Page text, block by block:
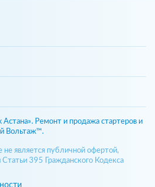
Ремонт и продажа стартеров и
Вольтаж™.
является публичной офертой,
395 Гражданского Кодекса